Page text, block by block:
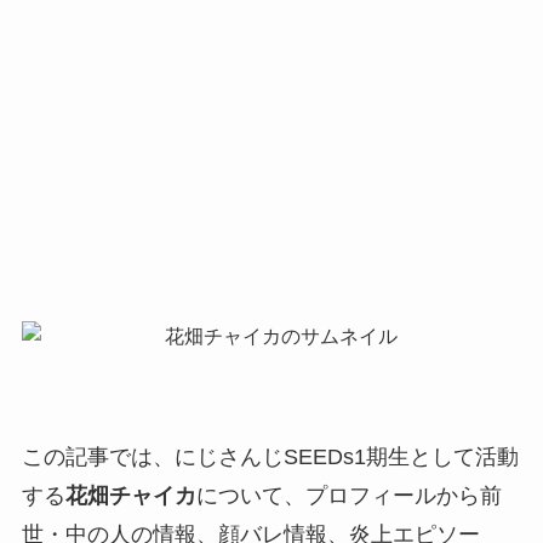
この記事では、にじさんじSEEDs1期生として活動
する花畑チャイカについて、プロフィールから前
世・中の人の情報、顔バレ情報、炎上エピソー